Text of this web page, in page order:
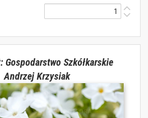
Gospodarstwo Szkółkarskie
Andrzej Krzysiak